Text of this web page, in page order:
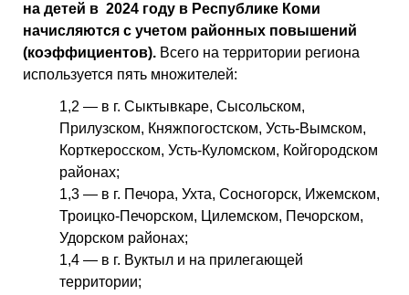
на детей в 2024 году в Республике Коми
начисляются с учетом районных повышений
(коэффициентов). Всего на территории региона
используется пять множителей:
1,2 — в г. Сыктывкаре, Сысольском,
Прилузском, Княжпогостском, Усть-Вымском,
Корткеросском, Усть-Куломском, Койгородском
районах;
1,3 — в г. Печора, Ухта, Сосногорск, Ижемском,
Троицко-Печорском, Цилемском, Печорском,
Удорском районах;
1,4 — в г. Вуктыл и на прилегающей
территории;